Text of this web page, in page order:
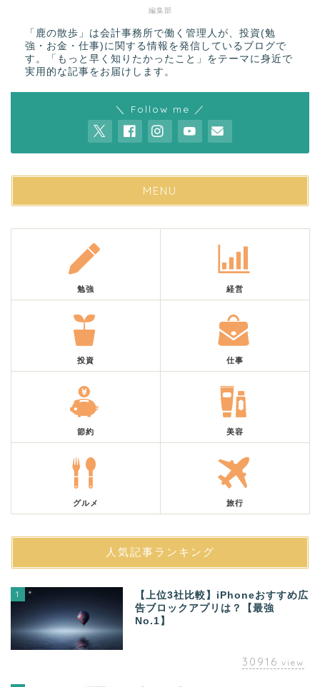
編集部
「鹿の散歩」は会計事務所で働く管理人が、投資(勉
強・お金・仕事)に関する情報を発信しているブログで
す。「もっと早く知りたかったこと」をテーマに身近で
実用的な記事をお届けします。
＼ Follow me ／
MENU
勉強 経営
投資 仕事
節約 美容
グルメ 旅行
人気記事ランキング
1
【上位3社比較】iPhoneおすすめ広
告ブロックアプリは？【最強
No.1】
30916 view